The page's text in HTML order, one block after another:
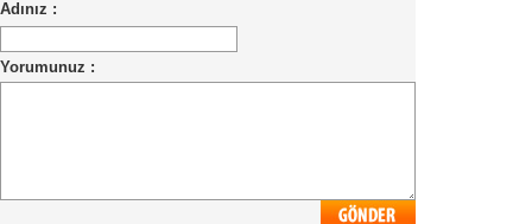
Adınız :
Yorumunuz :